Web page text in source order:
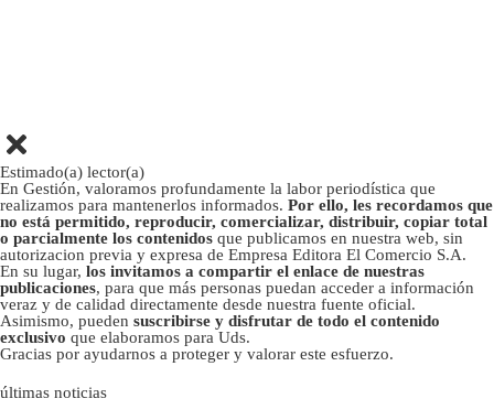
Estimado(a) lector(a)
En Gestión, valoramos profundamente la labor periodística que
realizamos para mantenerlos informados. Por ello, les recordamos que
no está permitido, reproducir, comercializar, distribuir, copiar total
o parcialmente los contenidos que publicamos en nuestra web, sin
autorizacion previa y expresa de Empresa Editora El Comercio S.A.
En su lugar, los invitamos a compartir el enlace de nuestras
publicaciones, para que más personas puedan acceder a información
veraz y de calidad directamente desde nuestra fuente oficial.
Asimismo, pueden suscribirse y disfrutar de todo el contenido
exclusivo que elaboramos para Uds.
Gracias por ayudarnos a proteger y valorar este esfuerzo.
últimas noticias